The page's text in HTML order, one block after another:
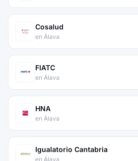
Cosalud
en Álava
FIATC
en Álava
HNA
en Álava
Igualatorio Cantabria
en Álava